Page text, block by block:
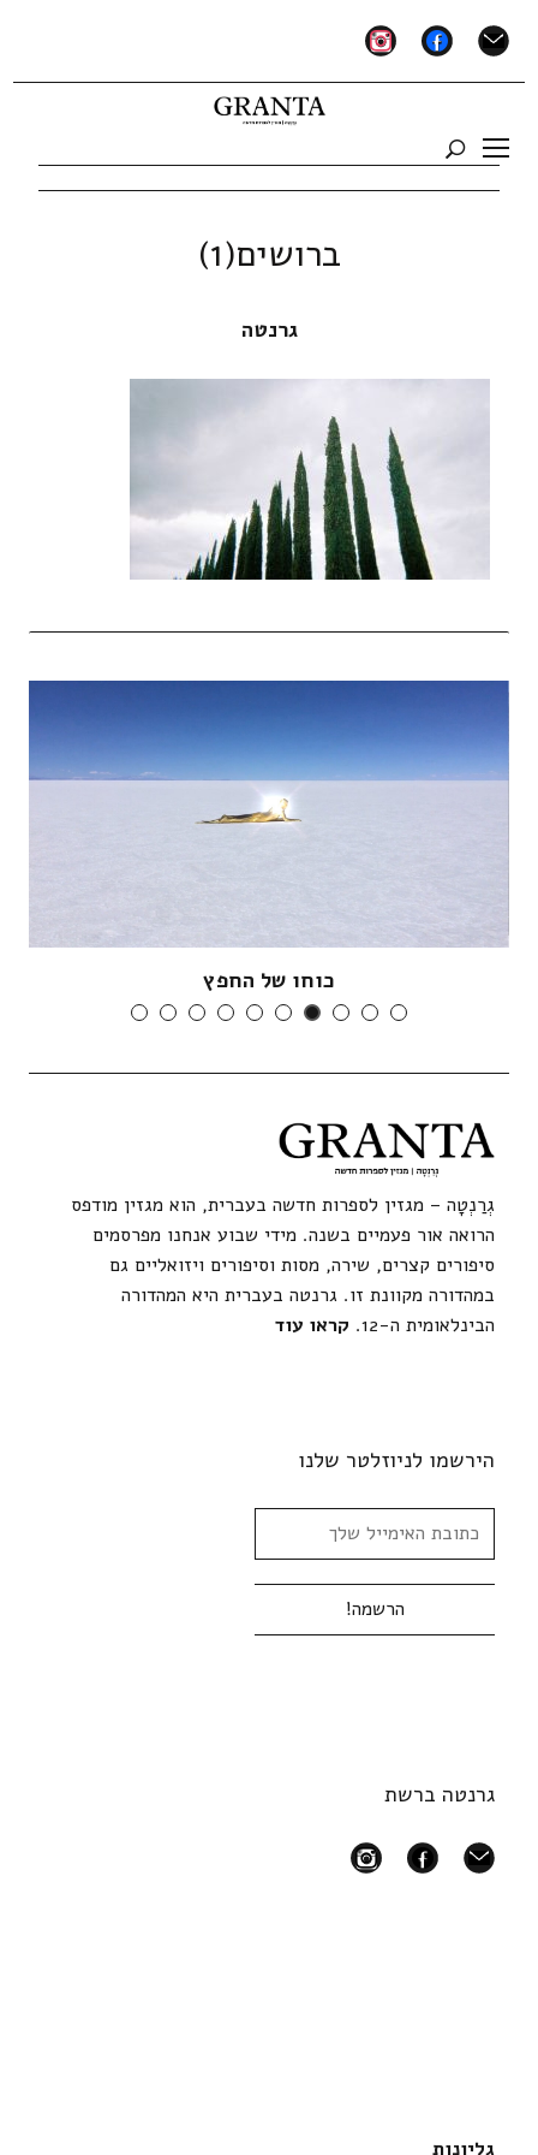
mail
facebook
instagram
ברושים(1)
גרנטה
כוחו של החפץ
גְרַנְטָה – מגזין לספרות חדשה בעברית, הוא מגזין מודפס
הרואה אור פעמיים בשנה. מידי שבוע אנחנו מפרסמים
סיפורים קצרים, שירה, מסות וסיפורים ויזואליים גם
במהדורה מקוונת זו. גרנטה בעברית היא המהדורה
הבינלאומית ה-12.
קראו עוד
הירשמו לניוזלטר שלנו
גרנטה ברשת
mail
facebook
instagram
גליונות